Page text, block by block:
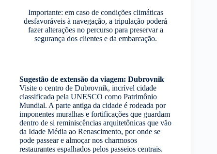
Importante: em caso de condições climáticas
desfavoráveis à navegação, a tripulação poderá
fazer alterações no percurso para preservar a
segurança dos clientes e da embarcação.
Sugestão de extensão da viagem: Dubrovnik
Visite o centro de Dubrovnik, incrível cidade
classificada pela UNESCO como Patrimônio
Mundial. A parte antiga da cidade é rodeada por
imponentes muralhas e fortificações que guardam
dentro de si reminiscências arquitetônicas que vão
da Idade Média ao Renascimento, por onde se
pode passear e almoçar nos charmosos
restaurantes espalhados pelos passeios centrais.